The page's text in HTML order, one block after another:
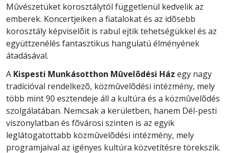
Mûvészetüket korosztálytól függetlenül kedvelik az
emberek. Koncertjeiken a fiatalokat és az idõsebb
korosztály képviselõit is rabul ejtik tehetségükkel és az
együttzenélés fantasztikus hangulatú élményének
átadásával.
A Kispesti Munkásotthon Mûvelõdési Ház egy nagy
tradícióval rendelkezõ, közmûvelõdési intézmény, mely
több mint 90 esztendeje áll a kultúra és a közmûvelõdés
szolgálatában. Nemcsak a kerületben, hanem Dél-pesti
viszonylatban és fõvárosi szinten is az egyik
leglátogatottabb közmûvelõdési intézmény, mely
programjaival az igényes kultúra közvetítésre törekszik.